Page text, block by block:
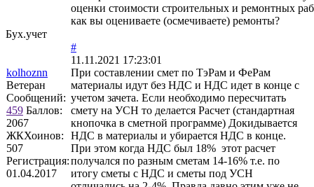
оценки стоимости строительных и ремонтных
как вы оцениваете (осмечиваете) ремонты?
Бух.учет
kolhoznn
Ветеран
Сообщений:
459 Баллов:
2067
ЖКХоинов:
507
Регистрация:
01.04.2017
#
11.11.2021 17:23:01
При составлении смет по ТэРам и ФеРам
материалы идут без НДС и НДС идет в конце с
учетом зачета. Если необходимо пересчитать
смету на УСН то делается Расчет (стандартная
кнопочка в сметной программе) Докидывается
НДС в материалы и убирается НДС в конце.
При этом когда НДС был 18% этот расчет
получался по разным сметам 14-16% т.е. по
итогу сметы с НДС и сметы под УСН